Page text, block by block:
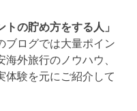
トの貯め方をする人」
ブログでは大量ポイン
外旅行のノウハウ、
体験を元にご紹介して